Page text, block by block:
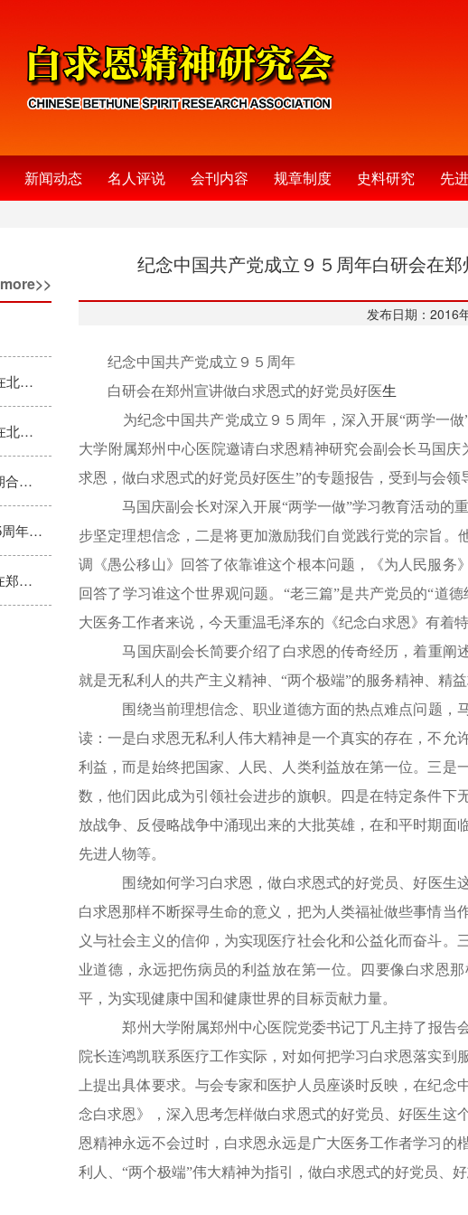
新闻动态 名人评说 会刊内容 规章制度 史料研究 先
more>>
白求恩精神研究会成立20周年座谈会在北京隆重举行
白求恩精神研究会成立20周年座谈会在北京隆重举行
中加纪念白求恩国际论坛筹备会暨长期合作座谈会在北京举行
纪念“白求恩奖章”评选表彰活动开展25周年暨寻访“白求恩式好医生”大型公益活动启动仪式在山西长治举行
纪念中国共产党成立９５周年白研会在郑州宣讲做白求恩式的好党员好医生
纪念中国共产党成立９５周年白研会在
发布日期：2016
纪念中国共产党成立９５周年
白研会在郑州宣讲做白求恩式的好党员好医生
为纪念中国共产党成立９５周年，深入开展“两学一
大学附属郑州中心医院邀请白求恩精神研究会副会长马国
求恩，做白求恩式的好党员好医生”的专题报告，受到与会领
马国庆副会长对深入开展“两学一做”学习教育活动的
步坚定理想信念，二是将更加激励我们自觉践行党的宗旨。
调《愚公移山》回答了依靠谁这个根本问题，《为人民服务
回答了学习谁这个世界观问题。“老三篇”是共产党员的“道
大医务工作者来说，今天重温毛泽东的《纪念白求恩》有着
马国庆副会长简要介绍了白求恩的传奇经历，着重阐
就是无私利人的共产主义精神、“两个极端”的服务精神、精益
围绕当前理想信念、职业道德方面的热点难点问题，
读：一是白求恩无私利人伟大精神是一个真实的存在，不允
利益，而是始终把国家、人民、人类利益放在第一位。三是
数，他们因此成为引领社会进步的旗帜。四是在特定条件下
放战争、反侵略战争中涌现出来的大批英雄，在和平时期面
先进人物等。
围绕如何学习白求恩，做白求恩式的好党员、好医生
白求恩那样不断探寻生命的意义，把为人类福祉做些事情当
义与社会主义的信仰，为实现医疗社会化和公益化而奋斗
业道德，永远把伤病员的利益放在第一位。四要像白求恩
平，为实现健康中国和健康世界的目标贡献力量。
郑州大学附属郑州中心医院党委书记丁凡主持了报告
院长连鸿凯联系医疗工作实际，对如何把学习白求恩落实
上提出具体要求。与会专家和医护人员座谈时反映，在纪
念白求恩》，深入思考怎样做白求恩式的好党员、好医生这
恩精神永远不会过时，白求恩永远是广大医务工作者学习的
利人、“两个极端”伟大精神为指引，做白求恩式的好党员、好